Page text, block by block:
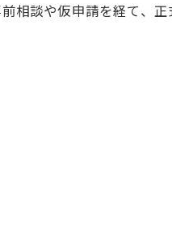
外壁塗装
相談や仮申請を経て、